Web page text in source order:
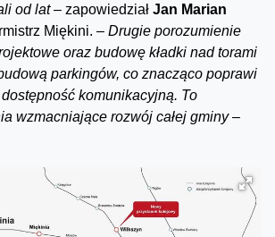
od lat – zapowiedział Jan Marian
Miękini. – Drugie porozumienie
oraz budowę kładki nad torami
parkingów, co znacząco poprawi
komunikacyjną. To
wzmacniające rozwój całej gminy –